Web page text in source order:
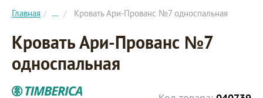
Главная ... Кровать Ари-Прованс №7 односпальная
Кровать Ари-Прованс №7
односпальная